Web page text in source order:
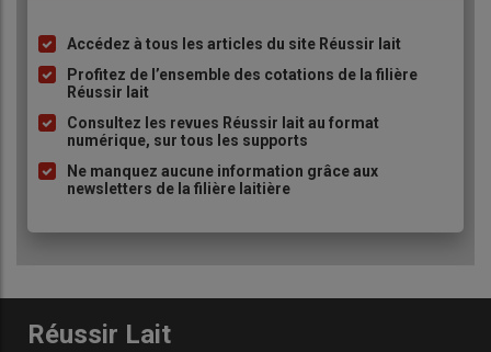
depuis la stabulation est de 17 hectares, ce qui n’est pas
suffisant pour le troupeau. Maintenant, l’ensemble du
troupeau est élevé dans une stabulation en
paillées. Mais l’herbe garde une place importante : elle
représente 40 % de la ration des vaches. Nous avons 50
hectares deprairies temporairesque nous fauchons et
nous faisons des dérobées avant les maïs pour assurer
Liste
à
puce
Accédez à tous les articles du site Réussir lait
Profitez de l’ensemble des cotations de la filière
Réussir lait
Consultez les revues Réussir lait au format
numérique, sur tous les supports
Ne manquez aucune information grâce aux
newsletters de la filière laitière
Réussir Lait